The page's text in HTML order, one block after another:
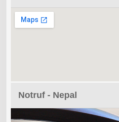
Notruf - Nepal